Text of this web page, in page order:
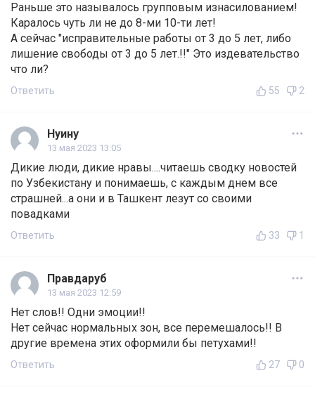
Раньше это называлось групповым изнасилованием!
Каралось чуть ли не до 8-ми 10-ти лет!
А сейчас "исправительные работы от 3 до 5 лет, либо
лишение свободы от 3 до 5 лет.!!" Это издевательство
что ли?
Ответить 55 2
Нуину
13 мая 2023 13:05
Дикие люди, дикие нравы....читаешь сводку новостей
по Узбекистану и понимаешь, с каждым днем все
страшней...а они и в Ташкент лезут со своими
повадками
Ответить 33 1
Правдаруб
13 мая 2023 12:59
Нет слов!! Одни эмоции!!
Нет сейчас нормальных зон, все перемешалось!! В
другие времена этих оформили бы петухами!!
Ответить 27 0